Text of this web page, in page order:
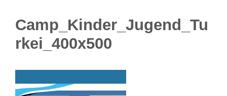
Camp_Kinder_Jugend_Tu
rkei_400x500